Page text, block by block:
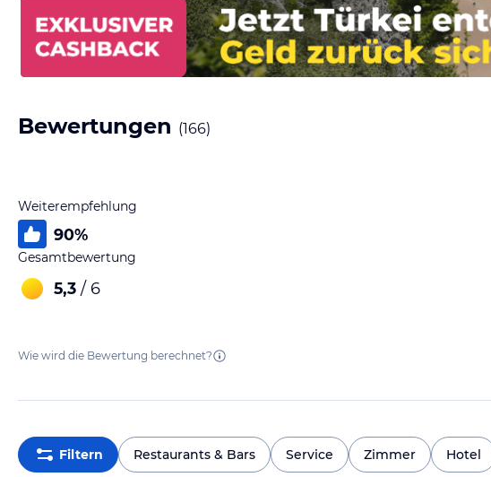
Bewertungen (166)
Weiterempfehlung
90%
Gesamtbewertung
5,3 / 6
Wie wird die Bewertung berechnet?
Filtern Restaurants & Bars Service Zimmer Hotel